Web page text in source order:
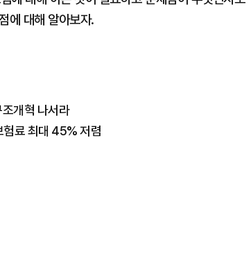
에 대해 알아보자.
개혁 나서라
험료 최대 45% 저렴